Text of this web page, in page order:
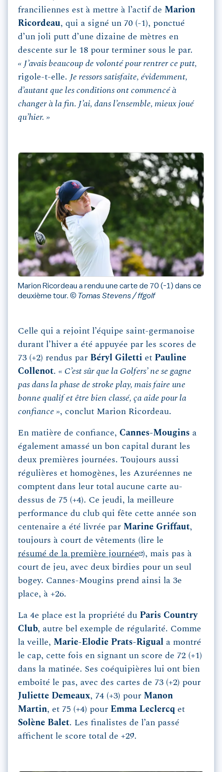
franciliennes est à mettre à l’actif de Marion
Ricordeau, qui a signé un 70 (-1), ponctué
d’un joli putt d’une dizaine de mètres en
descente sur le 18 pour terminer sous le par.
« J’avais beaucoup de volonté pour rentrer ce putt,
rigole-t-elle. Je ressors satisfaite, évidemment,
d’autant que les conditions ont commencé à
changer à la fin. J’ai, dans l’ensemble, mieux joué
qu’hier. »
Marion Ricordeau a rendu une carte de 70 (-1) dans ce
deuxième tour. © Tomas Stevens / ffgolf
Celle qui a rejoint l’équipe saint-germanoise
durant l’hiver a été appuyée par les scores de
73 (+2) rendus par Béryl Giletti et Pauline
Collenot. « C’est sûr que la Golfers’ ne se gagne
pas dans la phase de stroke play, mais faire une
bonne qualif et être bien classé, ça aide pour la
confiance », conclut Marion Ricordeau.
En matière de confiance, Cannes-Mougins a
également amassé un bon capital durant les
deux premières journées. Toujours aussi
régulières et homogènes, les Azuréennes ne
comptent dans leur total aucune carte au-
dessus de 75 (+4). Ce jeudi, la meilleure
performance du club qui fête cette année son
centenaire a été livrée par Marine Griffaut,
toujours à court de vêtements (lire le
résumé de la première journée ), mais pas à
court de jeu, avec deux birdies pour un seul
bogey. Cannes-Mougins prend ainsi la 3e
place, à +26.
La 4e place est la propriété du Paris Country
Club, autre bel exemple de régularité. Comme
la veille, Marie-Elodie Prats-Rigual a montré
le cap, cette fois en signant un score de 72 (+1)
dans la matinée. Ses coéquipières lui ont bien
emboîté le pas, avec des cartes de 73 (+2) pour
Juliette Demeaux, 74 (+3) pour Manon
Martin, et 75 (+4) pour Emma Leclercq et
Solène Balet. Les finalistes de l’an passé
affichent le score total de +29.